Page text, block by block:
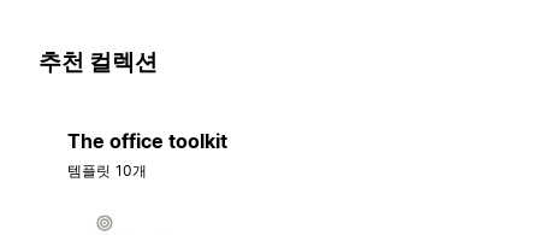
추천 컬렉션
The office toolkit
템플릿 10개